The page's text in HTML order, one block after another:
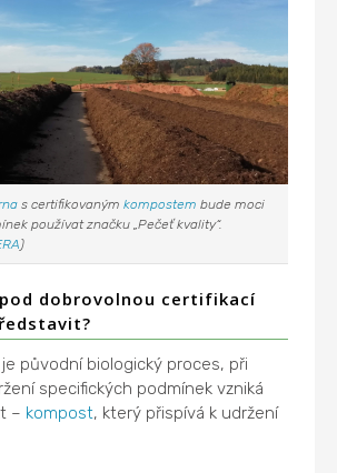
s certifikovanýmkompostem bude moci
používat značku „Pečeť kvality“.
)
pod dobrovolnou certifikací
původní biologický proces, při
specifických podmínek vzniká
– kompost, který přispívá k udržení